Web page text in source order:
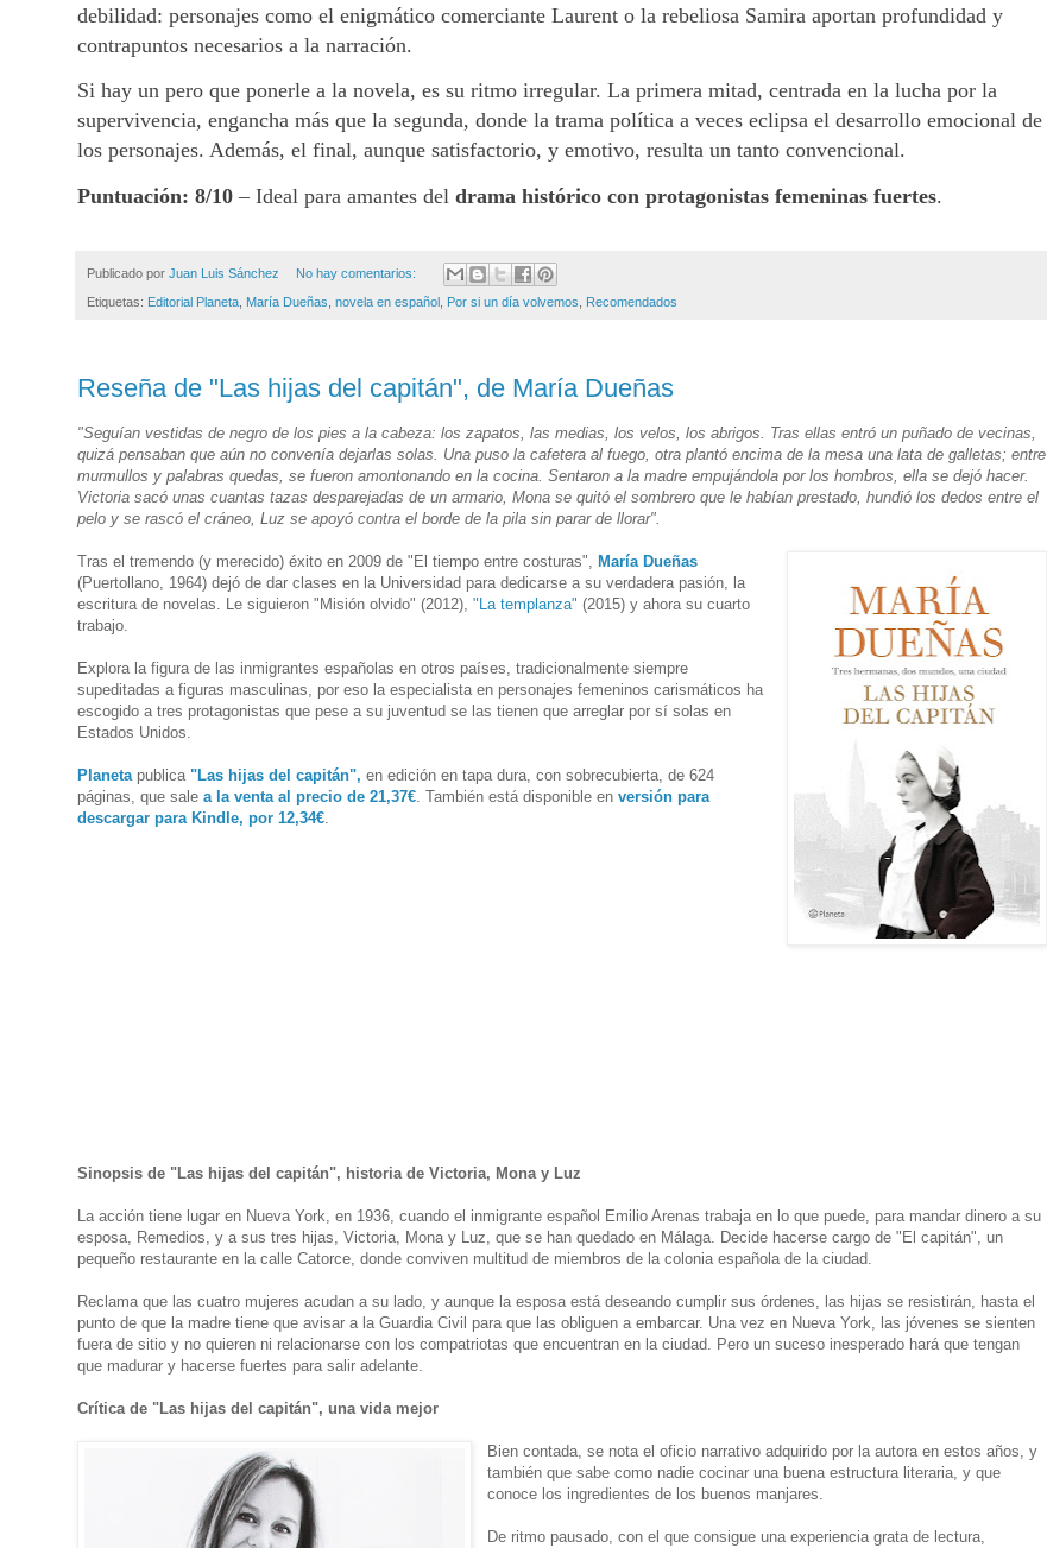
debilidad: personajes como el enigmático comerciante Laurent o la rebeliosa Samira aportan profundidad y
contrapuntos necesarios a la narración.
Si hay un pero que ponerle a la novela, es su ritmo irregular. La primera mitad, centrada en la lucha por la
supervivencia, engancha más que la segunda, donde la trama política a veces eclipsa el desarrollo emocional de
los personajes. Además, el final, aunque satisfactorio, y emotivo, resulta un tanto convencional.
Puntuación: 8/10 – Ideal para amantes del drama histórico con protagonistas femeninas fuertes.
Publicado por Juan Luis Sánchez No hay comentarios:
Etiquetas: Editorial Planeta María Dueñas novela en español Por si un día volvemos Recomendados
Reseña de "Las hijas del capitán", de María Dueñas
"Seguían vestidas de negro de los pies a la cabeza: los zapatos, las medias, los velos, los abrigos. Tras ellas entró un puñado de vecinas,
quizá pensaban que aún no convenía dejarlas solas. Una puso la cafetera al fuego, otra plantó encima de la mesa una lata de galletas; entre
murmullos y palabras quedas, se fueron amontonando en la cocina. Sentaron a la madre empujándola por los hombros, ella se dejó hacer.
Victoria sacó unas cuantas tazas desparejadas de un armario, Mona se quitó el sombrero que le habían prestado, hundió los dedos entre el
pelo y se rascó el cráneo, Luz se apoyó contra el borde de la pila sin parar de llorar".
Tras el tremendo (y merecido) éxito en 2009 de "El tiempo entre costuras", María Dueñas
(Puertollano, 1964) dejó de dar clases en la Universidad para dedicarse a su verdadera pasión, la
escritura de novelas. Le siguieron "Misión olvido" (2012), "La templanza" (2015) y ahora su cuarto
trabajo.
Explora la figura de las inmigrantes españolas en otros países, tradicionalmente siempre
supeditadas a figuras masculinas, por eso la especialista en personajes femeninos carismáticos ha
escogido a tres protagonistas que pese a su juventud se las tienen que arreglar por sí solas en
Estados Unidos.
Planetapublica "Las hijas del capitán", en edición en tapa dura, con sobrecubierta, de 624
páginas, que sale a la venta al precio de 21,37€. También está disponible en versión para
descargar para Kindle, por 12,34€.
Sinopsis de "Las hijas del capitán", historia de Victoria, Mona y Luz
La acción tiene lugar en Nueva York, en 1936, cuando el inmigrante español Emilio Arenas trabaja en lo que puede, para mandar dinero a su
esposa, Remedios, y a sus tres hijas, Victoria, Mona y Luz, que se han quedado en Málaga. Decide hacerse cargo de "El capitán", un
pequeño restaurante en la calle Catorce, donde conviven multitud de miembros de la colonia española de la ciudad.
Reclama que las cuatro mujeres acudan a su lado, y aunque la esposa está deseando cumplir sus órdenes, las hijas se resistirán, hasta el
punto de que la madre tiene que avisar a la Guardia Civil para que las obliguen a embarcar. Una vez en Nueva York, las jóvenes se sienten
fuera de sitio y no quieren ni relacionarse con los compatriotas que encuentran en la ciudad. Pero un suceso inesperado hará que tengan
que madurar y hacerse fuertes para salir adelante.
Crítica de "Las hijas del capitán", una vida mejor
Bien contada, se nota el oficio narrativo adquirido por la autora en estos años, y
también que sabe como nadie cocinar una buena estructura literaria, y que
conoce los ingredientes de los buenos manjares.
De ritmo pausado, con el que consigue una experiencia grata de lectura,